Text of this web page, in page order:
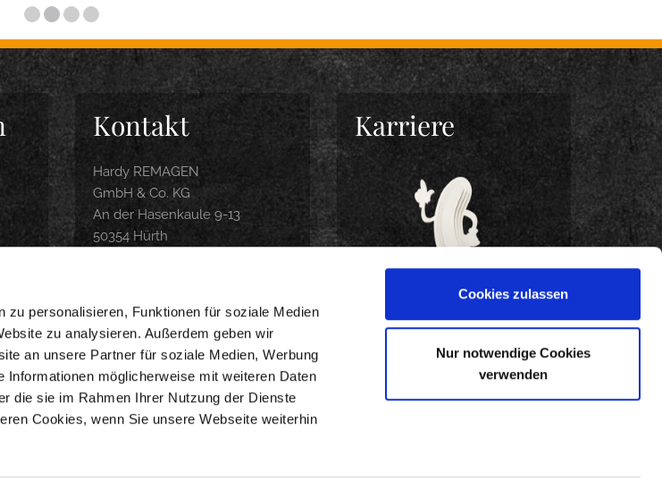
zu personalisieren, Funktionen für soziale Medien
zu analysieren. Außerdem geben wir
an unsere Partner für soziale Medien, Werbung
möglicherweise mit weiteren Daten
die sie im Rahmen Ihrer Nutzung der Dienste
Cookies, wenn Sie unsere Webseite weiterhin
Cookies zulassen
Nur notwendige Cookies
verwenden
Kontakt
Hardy REMAGEN
GmbH & Co. KG
An der Hasenkaule 9-13
50354 Hürth
WERKSVERKAUF
Montag-Freitag 9-18 Uhr
Samstag 8-14 Uhr
Karriere
BEWIRB DICH JETZT!